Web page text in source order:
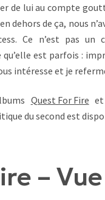
de lui au compte
dehors de ça, nous
Ce n’est pas un
est parfois :
intéresse et je
Quest For Fire et
du second est
–